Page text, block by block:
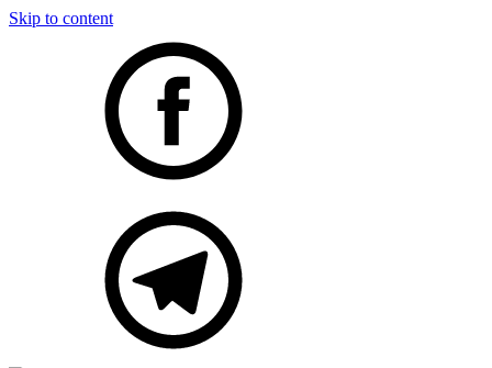
Skip to content